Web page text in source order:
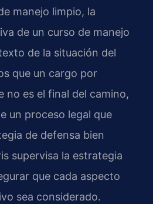
manejo limpio, la
de un curso de manejo
de la situación del
que un cargo por
no es el final del camino,
un proceso legal que
de defensa bien
supervisa la estrategia
que cada aspecto
sea considerado.